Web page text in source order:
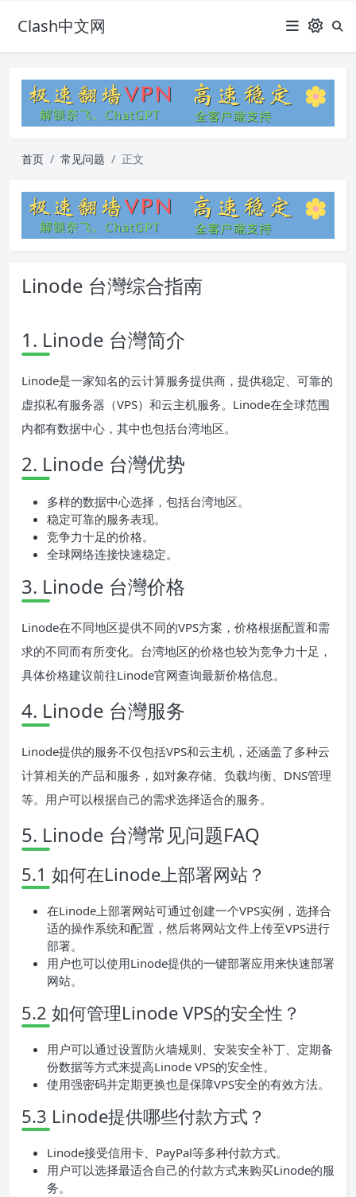
Clash中文网
首页 常见问题 正文
Linode 台灣综合指南
1. Linode 台灣简介
Linode是一家知名的云计算服务提供商，提供稳定、可靠的
虚拟私有服务器（VPS）和云主机服务。Linode在全球范围
内都有数据中心，其中也包括台湾地区。
2. Linode 台灣优势
多样的数据中心选择，包括台湾地区。
稳定可靠的服务表现。
竞争力十足的价格。
全球网络连接快速稳定。
3. Linode 台灣价格
Linode在不同地区提供不同的VPS方案，价格根据配置和需
求的不同而有所变化。台湾地区的价格也较为竞争力十足，
具体价格建议前往Linode官网查询最新价格信息。
4. Linode 台灣服务
Linode提供的服务不仅包括VPS和云主机，还涵盖了多种云
计算相关的产品和服务，如对象存储、负载均衡、DNS管理
等。用户可以根据自己的需求选择适合的服务。
5. Linode 台灣常见问题FAQ
5.1 如何在Linode上部署网站？
在Linode上部署网站可通过创建一个VPS实例，选择合
适的操作系统和配置，然后将网站文件上传至VPS进行
部署。
用户也可以使用Linode提供的一键部署应用来快速部署
网站。
5.2 如何管理Linode VPS的安全性？
用户可以通过设置防火墙规则、安装安全补丁、定期备
份数据等方式来提高Linode VPS的安全性。
使用强密码并定期更换也是保障VPS安全的有效方法。
5.3 Linode提供哪些付款方式？
Linode接受信用卡、PayPal等多种付款方式。
用户可以选择最适合自己的付款方式来购买Linode的服
务。